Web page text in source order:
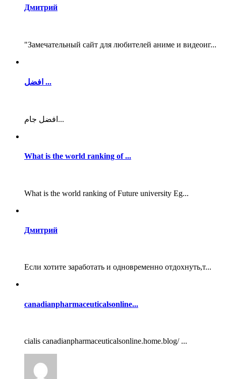
Дмитрий
"Замечательный сайт для любителей аниме и видеоиг...
افضل ...
افضل جام...
What is the world ranking of ...
What is the world ranking of Future university Eg...
Дмитрий
Если хотите заработать и одновременно отдохнуть,т...
canadianpharmaceuticalsonline...
cialis canadianpharmaceuticalsonline.home.blog/ ...